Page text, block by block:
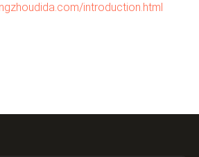
introduction.html